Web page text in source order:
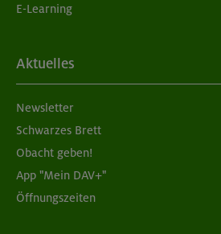
07./14./21.09.26
Schnupperkletterkurs indoor
E-Learning
Aktuelles
Newsletter
Schwarzes Brett
Obacht geben!
App "Mein DAV+"
Öffnungszeiten